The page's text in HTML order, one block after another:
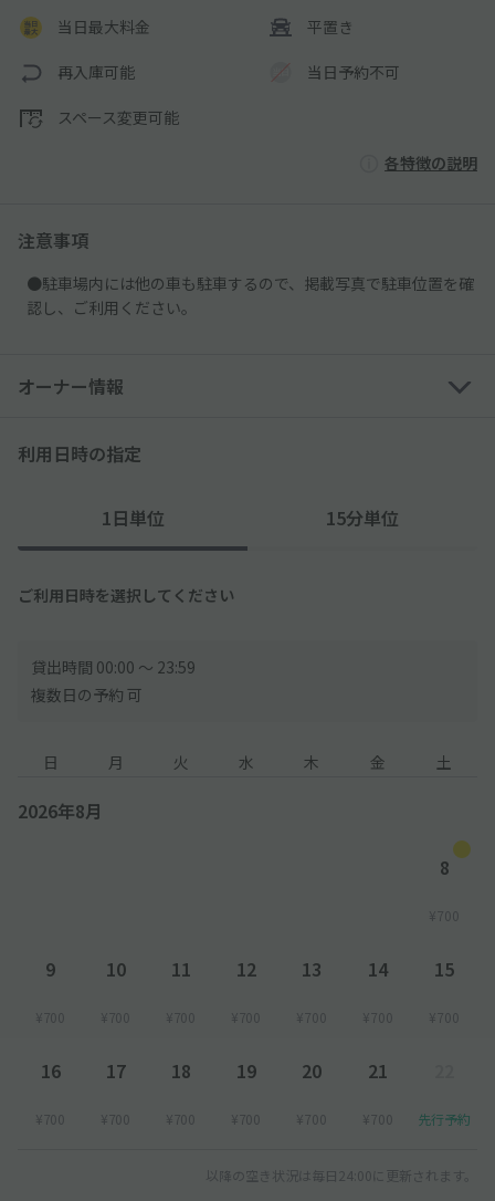
当日最大料金 平置き
再入庫可能 当日予約不可
スペース変更可能
各特徴の説明
注意事項
●駐車場内には他の車も駐車するので、掲載写真で駐車位置を確
認し、ご利用ください。
オーナー情報
利用日時の指定
1日単位 15分単位
ご利用日時を選択してください
貸出時間 00:00 〜 23:59
複数日の予約 可
日 月 火 水 木 金 土
2026年8月
8
¥700
9
¥700
10
¥700
11
¥700
12
¥700
13
¥700
14
¥700
15
¥700
16
¥700
17
¥700
18
¥700
19
¥700
20
¥700
21
¥700 先行予約
以降の空き状況は毎日24:00に更新されます。